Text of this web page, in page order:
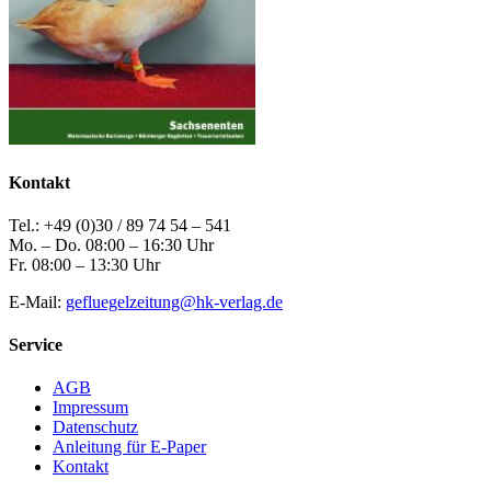
Kontakt
Tel.: +49 (0)30 / 89 74 54 – 541
Mo. – Do. 08:00 – 16:30 Uhr
Fr. 08:00 – 13:30 Uhr
E-Mail: gefluegelzeitung@hk-verlag.de
Service
AGB
Impressum
Datenschutz
Anleitung für E-Paper
Kontakt